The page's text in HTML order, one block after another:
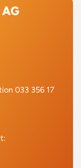
033 356 17